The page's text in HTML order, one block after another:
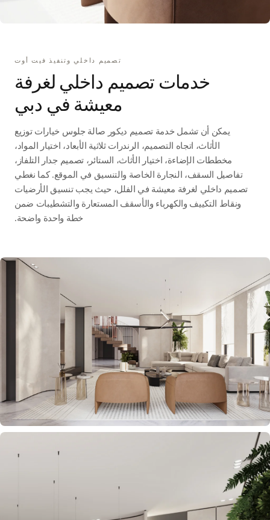
تصميم داخلي وتنفيذ فيت أوت
خدمات تصميم داخلي لغرفة
معيشة في دبي
يمكن أن تشمل خدمة تصميم ديكور صالة جلوس خيارات توزيع
الأثاث، اتجاه التصميم، الرندرات ثلاثية الأبعاد، اختيار المواد،
مخططات الإضاءة، اختيار الأثاث، الستائر، تصميم جدار التلفاز،
تفاصيل السقف، النجارة الخاصة والتنسيق في الموقع. كما نغطي
تصميم داخلي لغرفة معيشة في الفلل، حيث يجب تنسيق الأرضيات
ونقاط التكييف والكهرباء والأسقف المستعارة والتشطيبات ضمن
خطة واحدة واضحة.